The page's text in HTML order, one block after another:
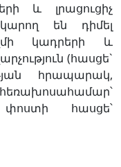
և լրացուցիչ
են դիմել
կադրերի և
(հասցե`
hրապարակ,
փոստի հասցե՝